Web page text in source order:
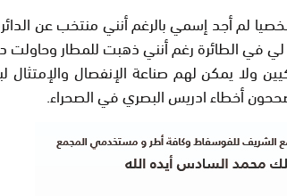
لم أجد إسمي بالرغم أنني منتخب عن
في الطائرة رغم أنني ذهبت للمطار
ولا يمكن لهم صناعة الإنفصال
أخطاء ادريس البصري في الصحراء.